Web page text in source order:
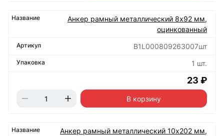
Анкер рамный металлический 8х92 мм,
оцинкованный
B1L000809263007шт
1 шт.
23 ₽
В корзину
Анкер рамный металлический 10х202 мм,